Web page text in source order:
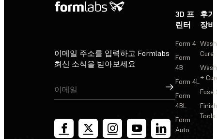
이메일 주소를 입력하고 Formlabs
최신 소식을 받아보세요
가입
3D 프
린터
Form 4
Form
4B
Form 4L
Form
4BL
Form
Auto
후
장비
Cure
+
Fuse
Tools